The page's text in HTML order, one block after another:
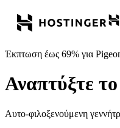
Έκπτωση έως 69% για
Αναπτύξτε
Αυτο-φιλοξενούμενη